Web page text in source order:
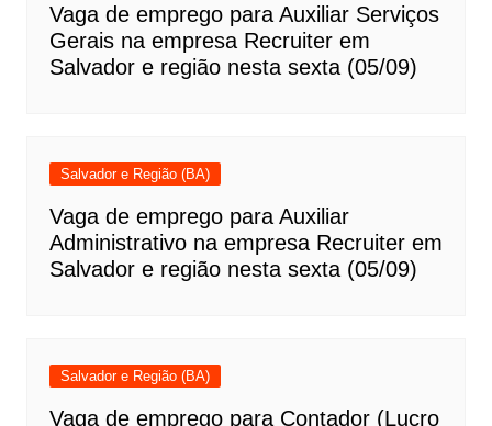
Vaga de emprego para Auxiliar Serviços
Gerais na empresa Recruiter em
Salvador e região nesta sexta (05/09)
Salvador e Região (BA)
Vaga de emprego para Auxiliar
Administrativo na empresa Recruiter em
Salvador e região nesta sexta (05/09)
Salvador e Região (BA)
Vaga de emprego para Contador (Lucro